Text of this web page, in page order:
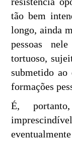
tão bem
longo, ainda
pessoas
tortuoso,
submetido
formações
É,